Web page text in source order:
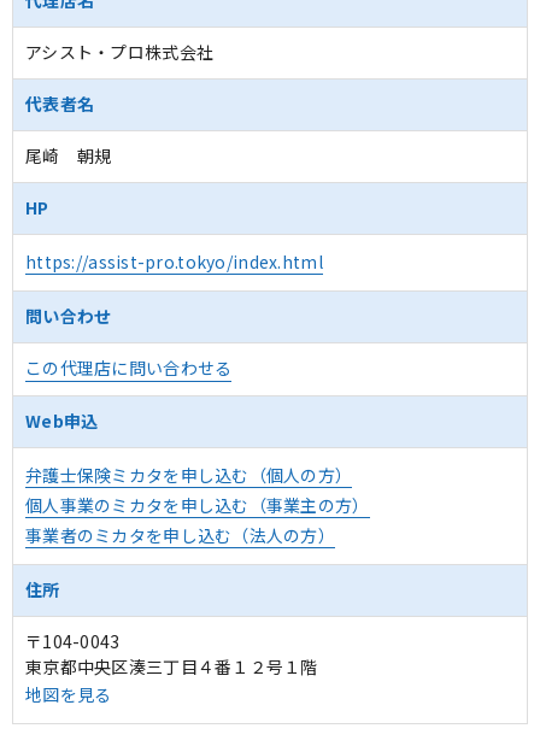
アシスト・プロ株式会社
代表者名
尾崎 朝規
HP
https://assist-pro.tokyo/index.html
問い合わせ
この代理店に問い合わせる
Web申込
弁護士保険ミカタを申し込む（個人の方）
個人事業のミカタを申し込む（事業主の方）
事業者のミカタを申し込む（法人の方）
住所
〒104-0043
東京都中央区湊三丁目４番１２号１階
地図を見る